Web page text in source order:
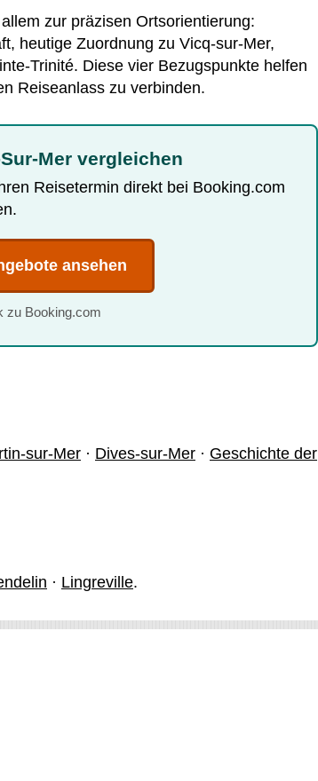
zur präzisen Ortsorientierung:
heutige Zuordnung zu Vicq-sur-Mer,
Trinité. Diese vier Bezugspunkte helfen
Reiseanlass zu verbinden.
Mer vergleichen
Reisetermin direkt bei Booking.com
ansehen
zu Booking.com
sur-Mer · Dives-sur-Mer · Geschichte der
· Lingreville.